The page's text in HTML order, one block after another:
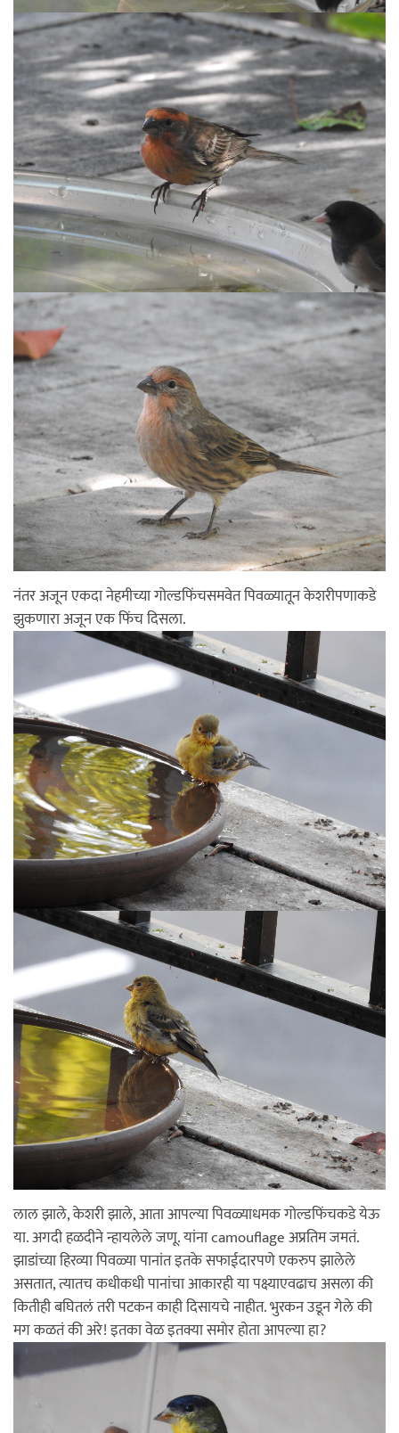
नंतर अजून एकदा नेहमीच्या गोल्डफिंचसमवेत पिवळ्यातून केशरीपणाकडे
झुकणारा अजून एक फिंच दिसला.
लाल झाले, केशरी झाले, आता आपल्या पिवळ्याधमक गोल्डफिंचकडे येऊ
या. अगदी हळदीने न्हायलेले जणू. यांना camouflage अप्रतिम जमतं.
झाडांच्या हिरव्या पिवळ्या पानांत इतके सफाईदारपणे एकरुप झालेले
असतात, त्यातच कधीकधी पानांचा आकारही या पक्ष्याएवढाच असला की
कितीही बघितलं तरी पटकन काही दिसायचे नाहीत. भुरकन उडून गेले की
मग कळतं की अरे! इतका वेळ इतक्या समोर होता आपल्या हा?